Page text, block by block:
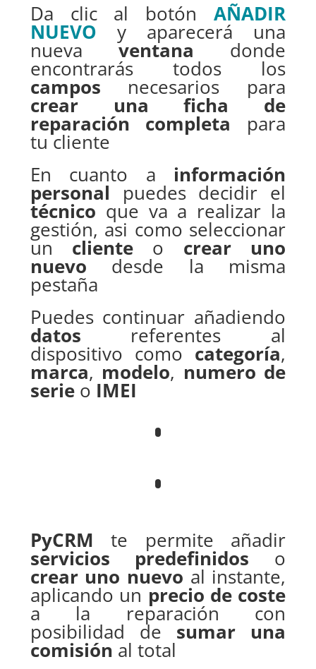
Da clic al botónAÑADIR
NUEVO y aparecerá una
nuevaventana donde
encontrarás todos los
campos necesarios para
crear una ficha de
reparación completa para
tu cliente
En cuanto a información
personal puedes decidir el
técnico que va a realizar la
gestión, asi como seleccionar
un cliente o crear uno
nuevo desde la misma
pestaña
Puedes continuar añadiendo
datos referentes al
dispositivo como categoría,
marca, modelo, numero de
serieo IMEI
PyCRMte permite añadir
servicios predefinidos o
crear uno nuevo al instante,
aplicando un precio de coste
a la reparación con
posibilidad de sumar una
comisión al total